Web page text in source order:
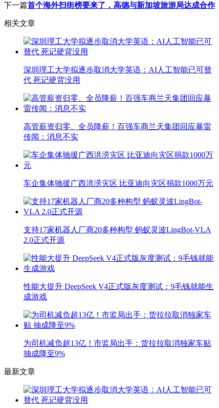
下一篇首个海外扫街榜要来了，高德与新加坡旅游局达成合作
相关文章
深圳理工大学拟逐步取消大学英语：AI人工智能已可替
代 死记硬背没用
高管薪资归零、全员降薪！百强车商兰天集团回应暴雷
传闻：消息不实
车企集体驰援广西洪涝灾区 比亚迪向灾区捐款1000万元
支持17家机器人厂商20多种构型 蚂蚁灵波LingBot-VLA
2.0正式开源
性能大提升 DeepSeek V4正式版灰度测试：9毛钱就能生
成游戏
为司机减负超13亿！市监局出手：货拉拉取消独家车贴
抽成降至9%
最新文章